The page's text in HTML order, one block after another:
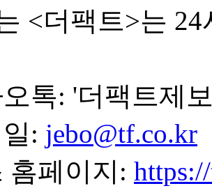
<더팩트>는
오톡: '더팩트제
: jebo@tf.co.kr
홈페이지: